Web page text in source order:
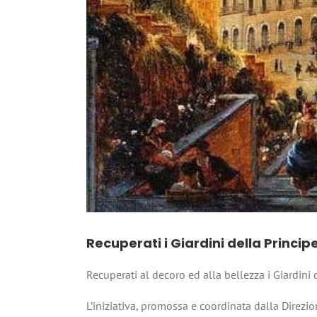
Recuperati i Giardini della
Recuperati al decoro ed alla bellezza i Giardini
L’iniziativa, promossa e coordinata dalla